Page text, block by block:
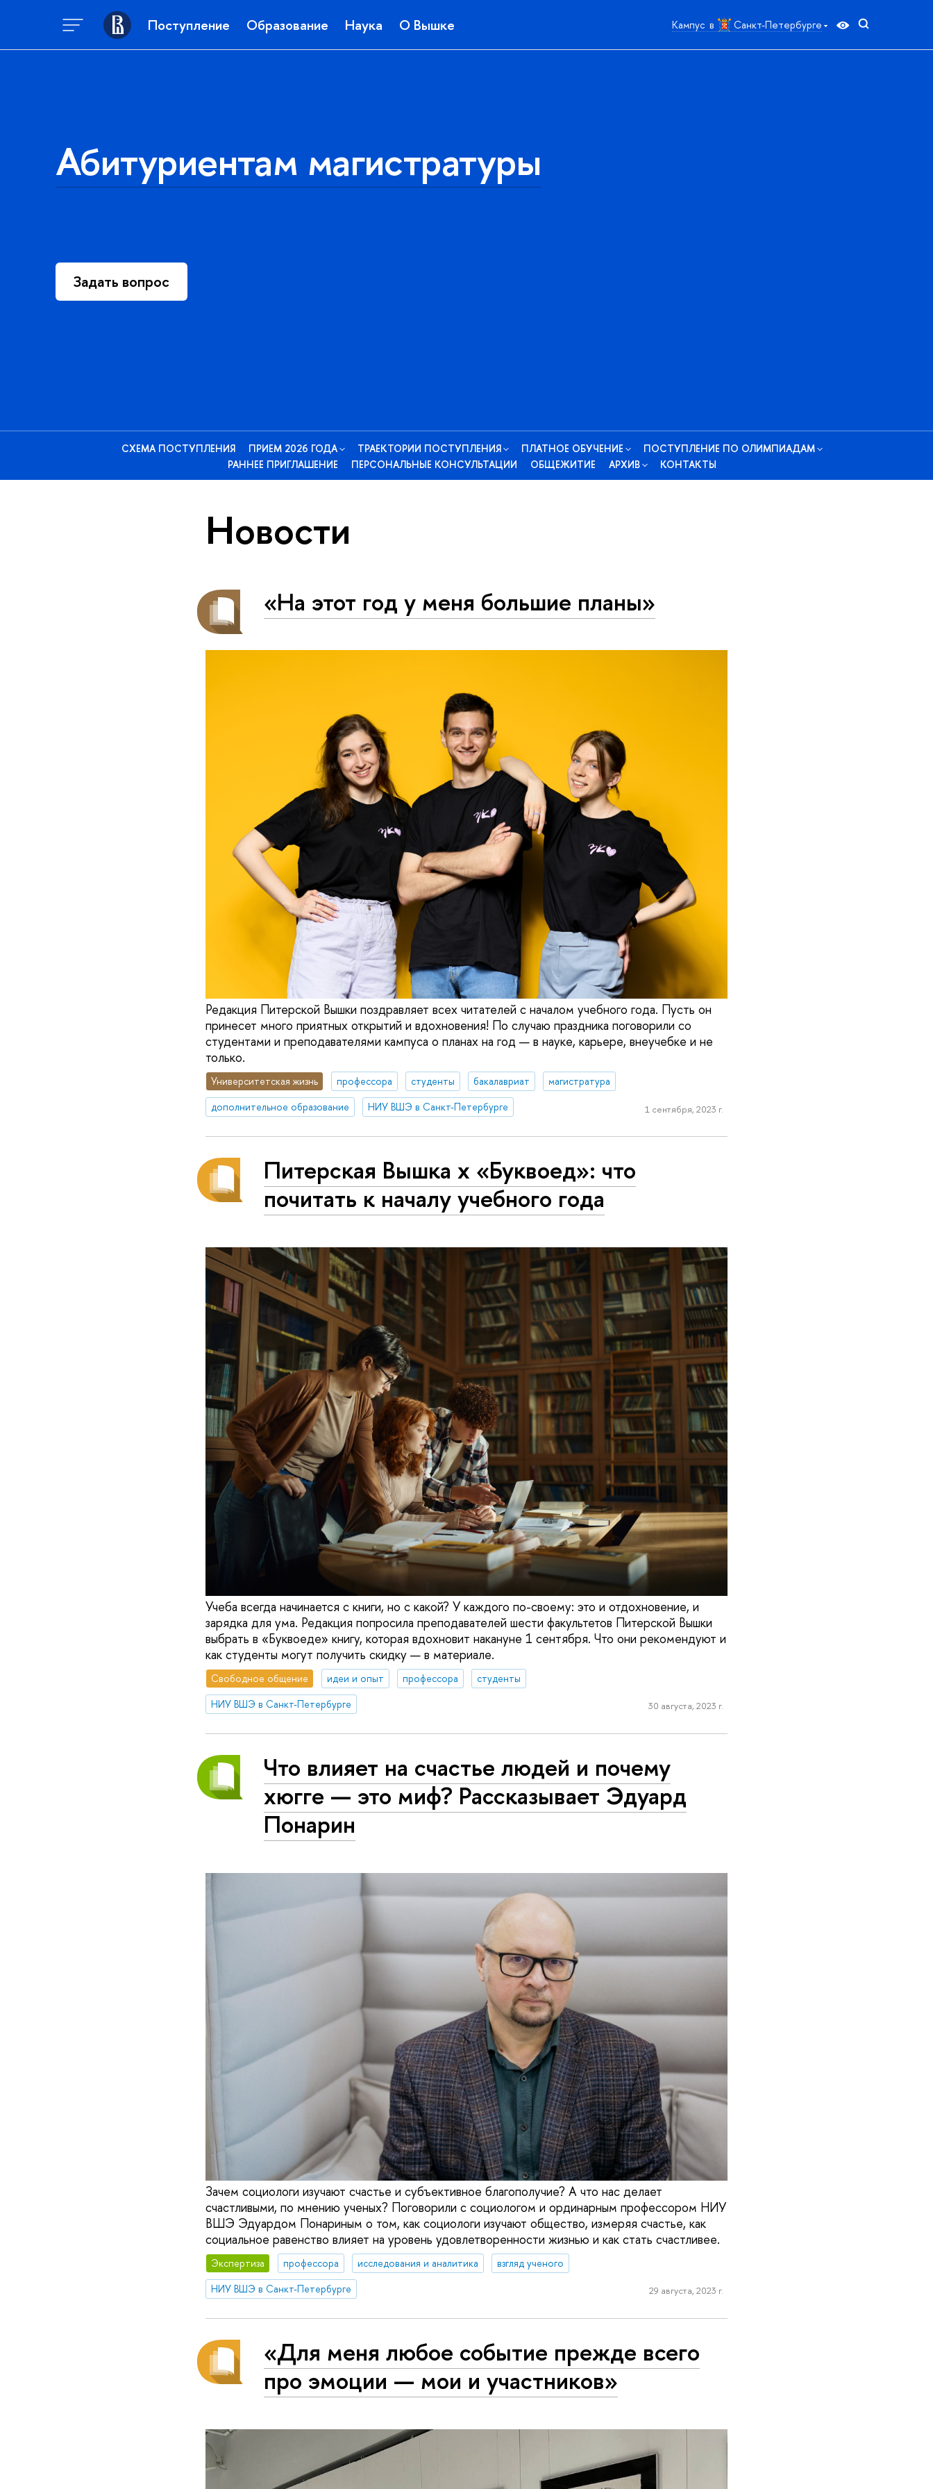
Поступление Образование Наука О Вышке Кампус в Санкт-Петербурге
Абитуриентам магистратуры
Задать вопрос
СХЕМА ПОСТУПЛЕНИЯ ПРИЕМ 2026 ГОДА ТРАЕКТОРИИ ПОСТУПЛЕНИЯ ПЛАТНОЕ ОБУЧЕНИЕ
ПОСТУПЛЕНИЕ ПО ОЛИМПИАДАМ
РАННЕЕ ПРИГЛАШЕНИЕ
ПЕРСОНАЛЬНЫЕ КОНСУЛЬТАЦИИ ОБЩЕЖИТИЕ АРХИВ КОНТАКТЫ
Новости
«На этот год у меня большие планы»
Редакция Питерской Вышки поздравляет всех читателей с началом учебного года. Пусть он
принесет много приятных открытий и вдохновения! По случаю праздника поговорили со
студентами и преподавателями кампуса о планах на год — в науке, карьере, внеучебке и не
только.
Университетская жизнь профессора студенты бакалавриат
магистратура
дополнительное образование
НИУ ВШЭ в Санкт-Петербурге 1 сентября, 2023 г.
Питерская Вышка x «Буквоед»: что
почитать к началу учебного года
Учеба всегда начинается с книги, но с какой? У каждого по-своему: это и отдохновение, и
зарядка для ума. Редакция попросила преподавателей шести факультетов Питерской Вышки
выбрать в «Буквоеде» книгу, которая вдохновит накануне 1 сентября. Что они рекомендуют и
как студенты могут получить скидку — в материале.
Свободное общение идеи и опыт профессора
студенты
НИУ ВШЭ в Санкт-Петербурге
30 августа, 2023 г.
Что влияет на счастье людей и почему
хюгге — это миф? Рассказывает Эдуард
Понарин
Зачем социологи изучают счастье и субъективное благополучие? А что нас делает
счастливыми, по мнению ученых? Поговорили с социологом и ординарным профессором НИУ
ВШЭ Эдуардом Понариным о том, как социологи изучают общество, измеряя счастье, как
социальное равенство влияет на уровень удовлетворенности жизнью и как стать счастливее.
Экспертиза профессора исследования и аналитика
взгляд ученого
НИУ ВШЭ в Санкт-Петербурге
29 августа, 2023 г.
«Для меня любое событие прежде всего
про эмоции — мои и участников»